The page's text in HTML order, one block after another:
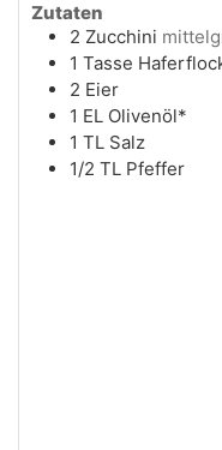
Zutaten
2 Zucchini
1 Tasse
2 Eier
1 EL Olivenöl*
1 TL Salz
1/2 TL Pfeffer